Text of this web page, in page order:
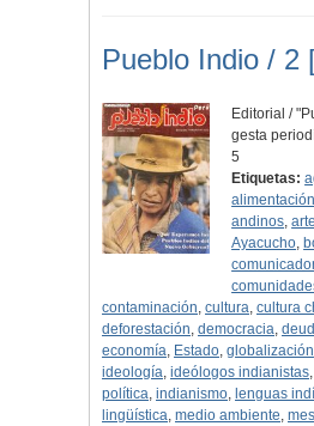
Pueblo Indio / 2
Editorial /
gesta
5
Etiquetas:
alimentación
andinos,arte
Ayacucho,
contaminación, cultura, cultura
deforestación, democracia,
economía, Estado, globalización
ideología, ideólogos indianistas,
política, indianismo, lenguas
lingüística, medio ambiente,